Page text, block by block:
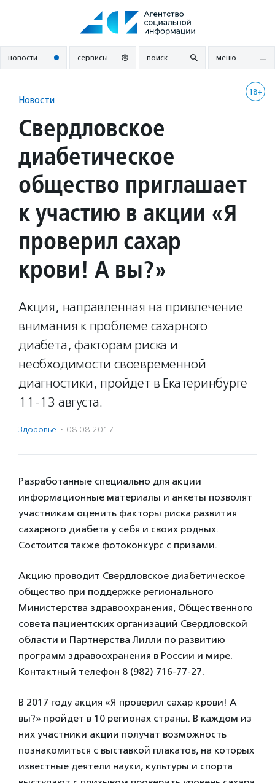
новости сервисы поиск меню
18+
Новости
Свердловское
диабетическое
общество приглашает
к участию в акции «Я
проверил сахар
крови! А вы?»
Акция, направленная на привлечение
внимания к проблеме сахарного
диабета, факторам риска и
необходимости своевременной
диагностики, пройдет в Екатеринбурге
11-13 августа.
Здоровье · 08.08.2017
Разработанные специально для акции
информационные материалы и анкеты позволят
участникам оценить факторы риска развития
сахарного диабета у себя и своих родных.
Состоится также фотоконкурс с призами.
Акцию проводит Свердловское диабетическое
общество при поддержке регионального
Министерства здравоохранения, Общественного
совета пациентских организаций Свердловской
области и Партнерства Лилли по развитию
программ здравоохранения в России и мире.
Контактный телефон 8 (982) 716-77-27.
В 2017 году акция «Я проверил сахар крови! А
вы?» пройдет в 10 регионах страны. В каждом из
них участники акции получат возможность
познакомиться с выставкой плакатов, на которых
известные деятели науки, культуры и спорта